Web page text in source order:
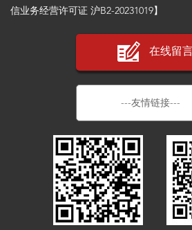
信业务经营许可证 沪B2-20231019】
在线留言